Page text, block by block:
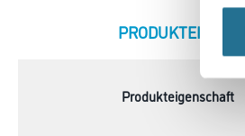
CURRENT
Produkteigenschaft